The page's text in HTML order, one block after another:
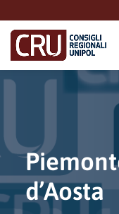
d’Aosta